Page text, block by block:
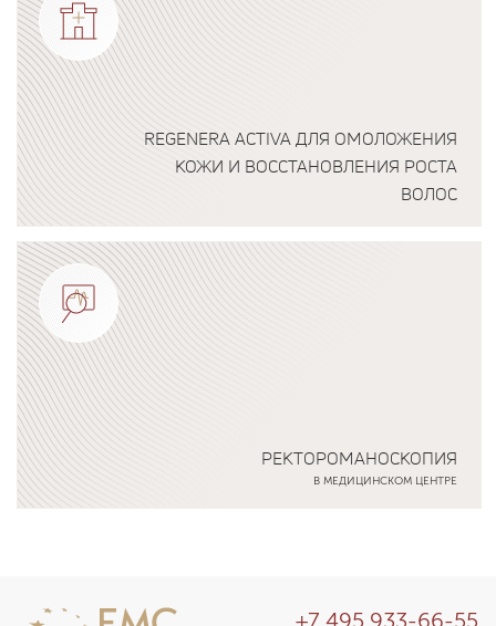
REGENERA ACTIVA ДЛЯ ОМОЛОЖЕНИЯ
КОЖИ И ВОССТАНОВЛЕНИЯ РОСТА
ВОЛОС
Подробнее о программе
РЕКТОРОМАНОСКОПИЯ
В МЕДИЦИНСКОМ ЦЕНТРЕ
+7 495 933-66-55